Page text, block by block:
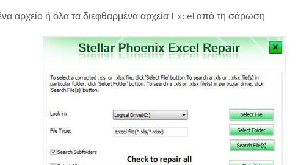
αρχείο ή όλα τα διεφθαρμένα αρχεία Excel από τη σάρωση